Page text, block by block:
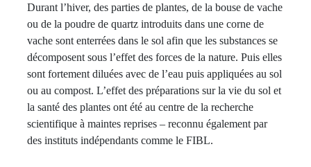
Durant l’hiver, des parties de plantes, de la bouse de vache
ou de la poudre de quartz introduits dans une corne de
vache sont enterrées dans le sol afin que les substances se
décomposent sous l’effet des forces de la nature. Puis elles
sont fortement diluées avec de l’eau puis appliquées au sol
ou au compost. L’effet des préparations sur la vie du sol et
la santé des plantes ont été au centre de la recherche
scientifique à maintes reprises – reconnu également par
des instituts indépendants comme le FIBL.